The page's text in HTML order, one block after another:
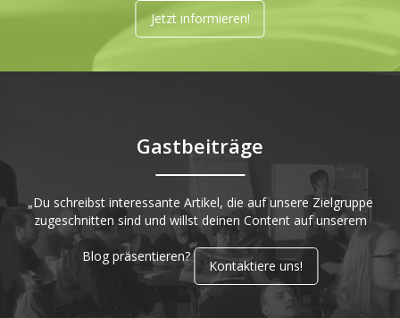
Jetzt informieren!
Gastbeiträge
„Du schreibst interessante Artikel, die auf unsere Zielgruppe
zugeschnitten sind und willst deinen Content auf unserem
Blog präsentieren?
Kontaktiere uns!